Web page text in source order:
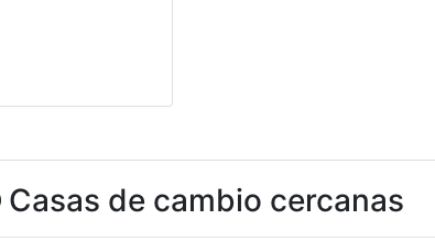
Casas de cambio cercanas